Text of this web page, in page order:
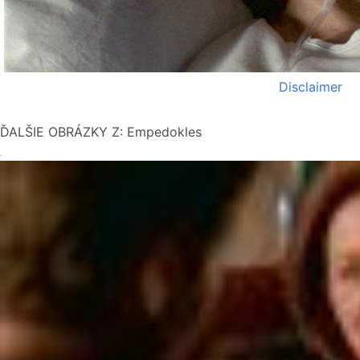
Disclaimer
ĎALŠIE OBRÁZKY Z: Empedokles